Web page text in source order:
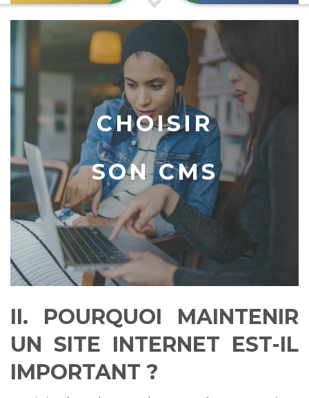
CHOISIR
SON CMS
II. POURQUOI MAINTENIR
UN SITE INTERNET EST-IL
IMPORTANT ?